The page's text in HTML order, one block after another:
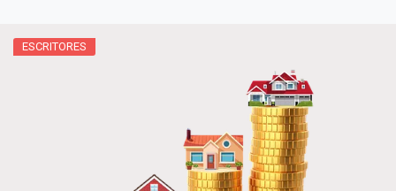
ESCRITORES